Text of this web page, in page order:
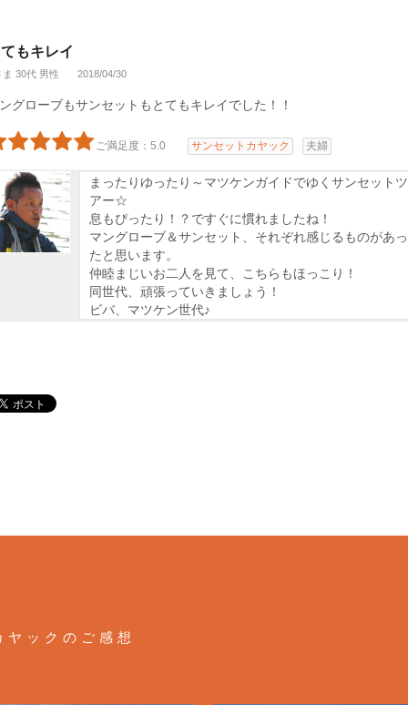
もキレイ
ま 30代 男性 2018/04/30
グローブもサンセットもとてもキレイでした！！
ご満足度：5.0 サンセットカヤック 夫婦
まったりゆったり～マツケンガイドでゆくサンセットツ
アー☆
息もぴったり！？ですぐに慣れましたね！
マングローブ＆サンセット、それぞれ感じるものがあっ
たと思います。
仲睦まじいお二人を見て、こちらもほっこり！
同世代、頑張っていきましょう！
ビバ、マツケン世代♪
ヤックのご感想